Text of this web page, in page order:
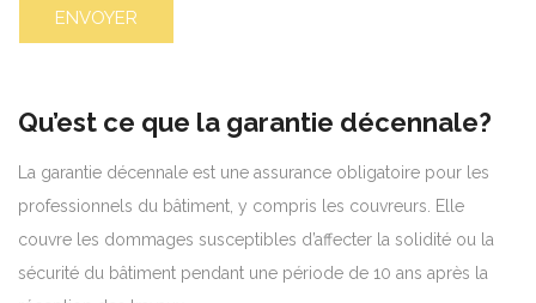
Qu’est ce que la garantie décennale?
La garantie décennale est une assurance obligatoire pour les
professionnels du bâtiment, y compris les couvreurs. Elle
couvre les dommages susceptibles d’affecter la solidité ou la
sécurité du bâtiment pendant une période de 10 ans après la